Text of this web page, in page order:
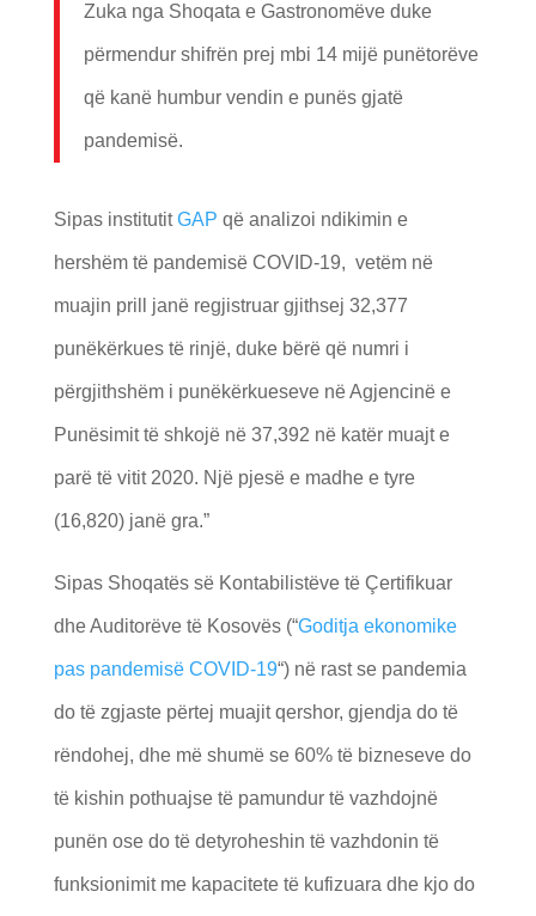
Zuka nga Shoqata e Gastronomëve duke
përmendur shifrën prej mbi 14 mijë punëtorëve
që kanë humbur vendin e punës gjatë
pandemisë.
Sipas institutitGAP që analizoi ndikimin e
hershëm të pandemisë COVID-19, vetëm në
muajin prill janë regjistruar gjithsej 32,377
punëkërkues të rinjë, duke bërë që numri i
përgjithshëm i punëkërkueseve në Agjencinë e
Punësimit të shkojë në 37,392 në katër muajt e
parë të vitit 2020. Një pjesë e madhe e tyre
(16,820) janë gra.”
Sipas Shoqatës së Kontabilistëve të Çertifikuar
dhe Auditorëve të Kosovës (“Goditja ekonomike
pas pandemisë COVID-19“) në rast se pandemia
do të zgjaste përtej muajit qershor, gjendja do të
rëndohej, dhe më shumë se 60% të bizneseve do
të kishin pothuajse të pamundur të vazhdojnë
punën ose do të detyroheshin të vazhdonin të
funksionimit me kapacitete të kufizuara dhe kjo do